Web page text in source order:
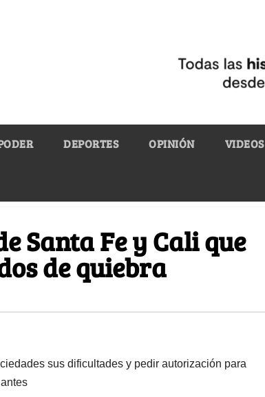
DEPORTES OPINIÓN VIDEOS
Santa Fe y Cali que
de quiebra
sus dificultades y pedir autorización para